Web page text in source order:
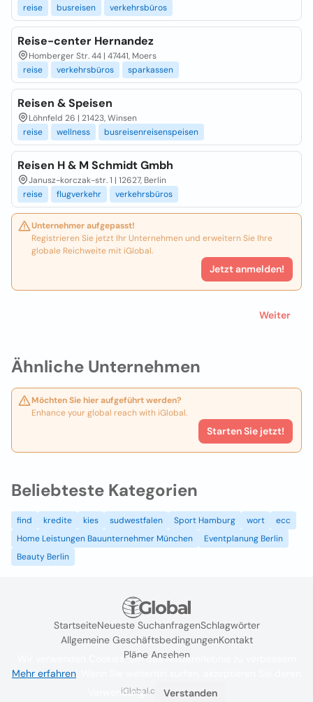
Ähnliche Unternehmen
Möchten Sie hier aufgeführt werden?
Enhance your global reach with iGlobal.
Starten Sie jetzt!
reise
busreisen verkehrsbüros
Reise-center Hernandez
Homberger Str. 44 | 47441, Moers
reise
verkehrsbüros sparkassen
Reisen & Speisen
Löhnfeld 26 | 21423, Winsen
reise
wellness busreisenreisenspeisen
Reisen H & M Schmidt Gmbh
Janusz-korczak-str. 1 | 12627, Berlin
reise
flugverkehr verkehrsbüros
Unternehmer aufgepasst!
Registrieren Sie jetzt Ihr Unternehmen und erweitern Sie Ihre
globale Reichweite mit iGlobal.
Jetzt anmelden!
Weiter
Beliebteste Kategorien
find kredite kies sudwestfalen Sport Hamburg wort
ecc
Home Leistungen Bauunternehmer München
Eventplanung Berlin
Beauty Berlin
StartseiteNeueste SuchanfragenSchlagwörter
Allgemeine GeschäftsbedingungenKontakt
Pläne Ansehen
iGlobal.co @ 2024
Wir verwenden Cookies, um das Nutzererlebnis zu verbessern
Mehr erfahren
Verwendung.
Verstanden